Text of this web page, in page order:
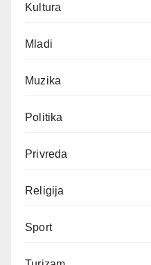
Kultura
Mladi
Muzika
Politika
Privreda
Religija
Sport